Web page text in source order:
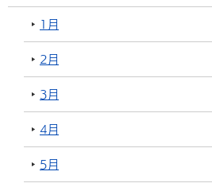
1月
2月
3月
4月
5月